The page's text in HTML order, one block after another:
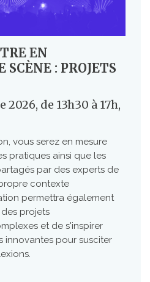
EN
SCÈNE : PROJETS
2026, de 13h30 à 17h,
vous serez en mesure
pratiques ainsi que les
par des experts de
contexte
permettra également
projets
et de s'inspirer
innovantes pour susciter